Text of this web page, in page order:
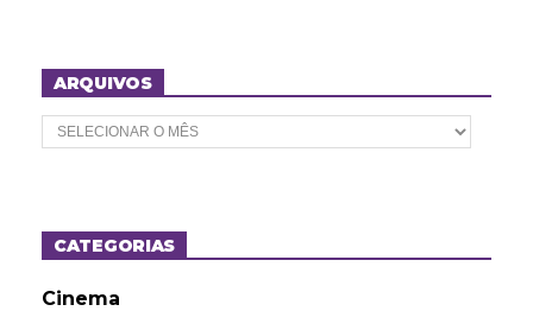
ARQUIVOS
A
r
o
sCATEGORIAS
Cinema